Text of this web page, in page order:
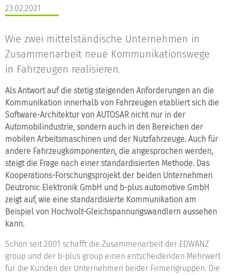
23.02.2021
Wie zwei mittelständische Unternehmen in
Zusammenarbeit neue Kommunikationswege
in Fahrzeugen realisieren.
Als Antwort auf die stetig steigenden Anforderungen an die
Kommunikation innerhalb von Fahrzeugen etabliert sich die
Software-Architektur von AUTOSAR nicht nur in der
Automobilindustrie, sondern auch in den Bereichen der
mobilen Arbeitsmaschinen und der Nutzfahrzeuge. Auch für
andere Fahrzeugkomponenten, die angesprochen werden,
steigt die Frage nach einer standardisierten Methode. Das
Kooperations-Forschungsprojekt der beiden Unternehmen
Deutronic Elektronik GmbH und b-plus automotive GmbH
zeigt auf, wie eine standardisierte Kommunikation am
Beispiel von Hochvolt-Gleichspannungswandlern aussehen
kann.
Schon seit 2001 schafft die Zusammenarbeit der EDWANZ
group und der b-plus group einen entscheidenden Mehrwert
für die Kunden der Unternehmen beider Firmengruppen. Die